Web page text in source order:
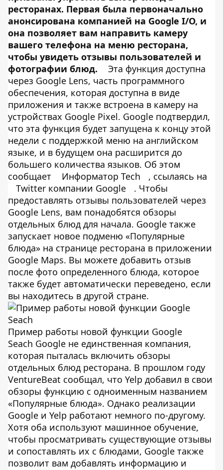
ресторанах. Первая была первоначально
анонсирована компанией на Google I/O, и
она позволяет вам направить камеру
вашего телефона на меню ресторана,
чтобы увидеть отзывы пользователей и
фотографии блюд.
Эта функция доступна
через Google Lens, часть программного
обеспечения, которая доступна в виде
приложения и также встроена в камеру на
устройствах Google Pixel. Google подтвердил,
что эта функция будет запущена к концу этой
недели с поддержкой меню на английском
языке, и в будущем она расширится до
большего количества языков. Об этом
сообщает
Информатор Tech
, ссылаясь на
Twitter компании Google
. Чтобы
предоставлять отзывы пользователей через
Google Lens, вам понадобятся обзоры
отдельных блюд для начала. Google также
запускает новое подменю «Популярные
блюда» на странице ресторана в приложении
Google Maps. Вы можете добавить отзыв
после фото определенного блюда, которое
также будет автоматически переведено, если
вы находитесь в другой стране.
Пример работы новой функции Google
Seach Google не единственная компания,
которая пыталась включить обзоры
отдельных блюд ресторана. В прошлом году
VentureBeat сообщал, что Yelp добавил в свои
обзоры функцию с одноименным названием
«Популярные блюда». Однако реализации
Google и Yelp работают немного по-другому.
Хотя оба используют машинное обучение,
чтобы просматривать существующие отзывы
и сопоставлять их с блюдами, Google также
позволит вам добавлять информацию и